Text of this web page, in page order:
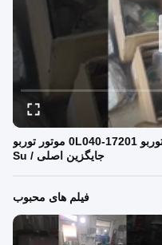
2006- تویوتا لند کروزر CT16V توربو 17201-0L040 موتور توربو
جایگزین اصلی / Su
فیلم های محبوب